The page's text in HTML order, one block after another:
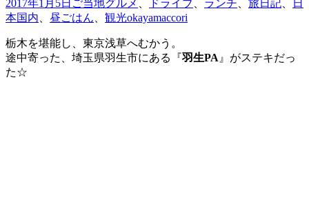
2017年1月5日 ご当地グルメ ドライブ ランチ 旅日記
日
本国内
昼ごはん 観光okayamaccori
栃木を堪能し、東京浅草へむかう。
途中寄った、埼玉県羽生市にある『羽生PA 』がステキだっ
た☆